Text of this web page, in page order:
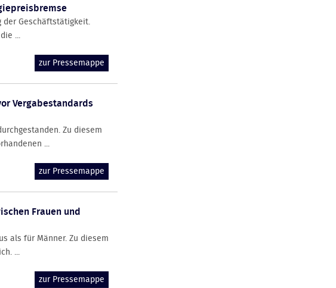
Geschäftstätigkeit.
...
zur Pressemappe
Vergabestandards
Zu diesem
...
zur Pressemappe
Frauen und
als für Männer. Zu diesem
...
zur Pressemappe